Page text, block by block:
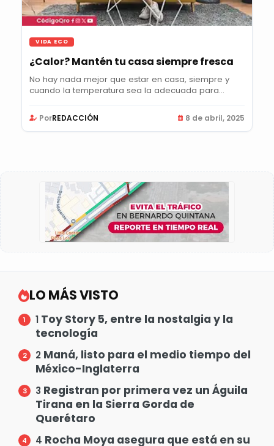
VIDA ECO
¿Calor? Mantén tu casa siempre fresca
No hay nada mejor que estar en casa, siempre y
cuando la temperatura sea la adecuada para
PorREDACCIÓN 8 de abril, 2025
LO MÁS VISTO
1 Toy Story 5, entre la nostalgia y la
tecnología
2 Maná, listo para el medio tiempo del
México-Inglaterra
3 Registran por primera vez un Águila
Tirana en la Sierra Gorda de
Querétaro
4 Rocha Moya asegura que está en su